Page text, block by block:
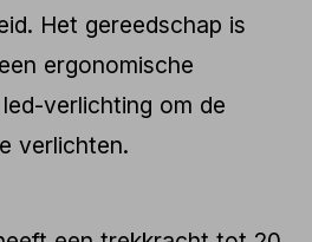
Het gereedschap is
ergonomische
verlichting om de
verlichten.